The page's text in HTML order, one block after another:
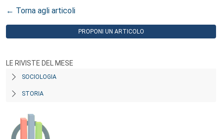
← Torna agli articoli
PROPONI UN ARTICOLO
LE RIVISTE DEL MESE
SOCIOLOGIA
STORIA